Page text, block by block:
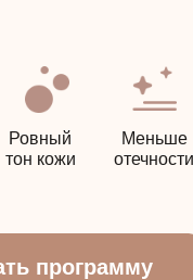
Ровный
тон кожи
Меньше
отечности
программу